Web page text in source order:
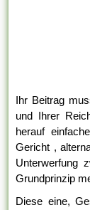
Ihr Beitrag
und Ihrer
herauf
Gericht ,
Unterwerfung
Grundprinzip
Diese eine,